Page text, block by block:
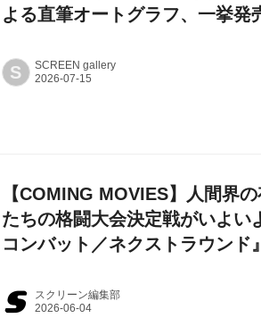
よる直筆オートグラフ、一挙発
S SCREEN gallery
【COMING MOVIES】人間界
たちの格闘大会決定戦がいよい
コンバット／ネクストラウンド』
スクリーン編集部